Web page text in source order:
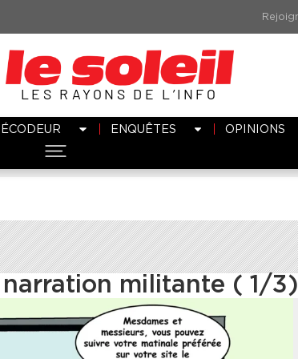
LES RAYONS DE L’INFO
ENQUÊTES OPINIONS
militante ( 1/3)